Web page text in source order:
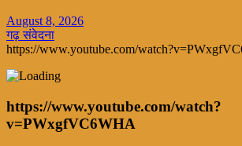
August 8, 2026
गढ़ संवेदना
https://www.youtube.com/
https://www.youtube.com/watch?
v=PWxgfVC6WHA